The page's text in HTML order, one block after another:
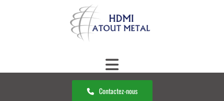
Contactez-nous